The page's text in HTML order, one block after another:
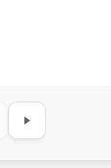
Проектор